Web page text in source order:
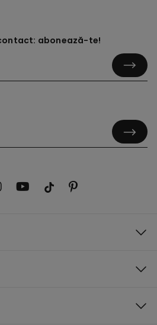
abonează-te!